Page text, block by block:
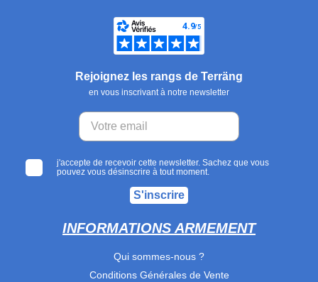
Rejoignez les rangs de Terräng
en vous inscrivant à notre newsletter
j'accepte de recevoir cette newsletter. Sachez que vous
pouvez vous désinscrire à tout moment.
S'inscrire
INFORMATIONS ARMEMENT
Qui sommes-nous ?
Conditions Générales de Vente